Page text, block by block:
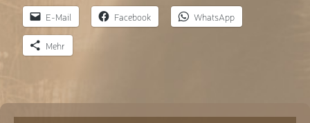
E-Mail Facebook WhatsApp
Mehr